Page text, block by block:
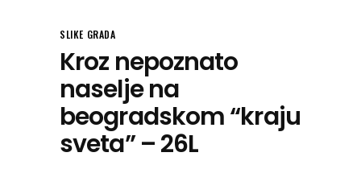
SLIKE GRADA
Kroz nepoznato
naselje na
beogradskom “kraju
sveta” – 26L